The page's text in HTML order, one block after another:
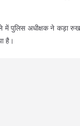
में पुलिस अधीक्षक ने कड़ा रुख
है।